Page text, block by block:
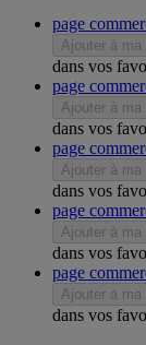
page
Ajouter à ma
dans vos
page
Ajouter à ma
dans vos
page
Ajouter à ma
dans vos
page
Ajouter à ma
dans vos
page
Ajouter à ma
dans vos